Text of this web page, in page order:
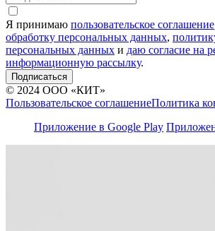
Я принимаю пользовательское соглашение
обработку персональных данных,
персональных данных и даю согласие на
информационную рассылку.
Подписаться
© 2024 ООО «КИТ»
Пользовательское соглашениеПолитика
Приложение в Google Play